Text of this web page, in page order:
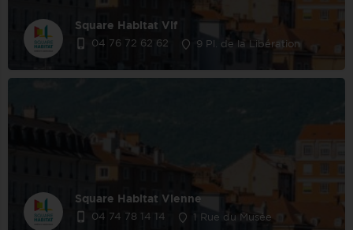
Square Habitat Vif
04 76 72 62 62 9 Pl. de la Libération
Square Habitat Vienne
04 74 78 14 14 1 Rue du Musée